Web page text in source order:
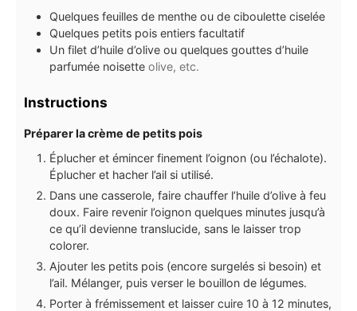
Quelques feuilles de menthe ou de ciboulette ciselée
Quelques petits pois entiers facultatif
Un filet d’huile d’olive ou quelques gouttes d’huile
parfumée noisette olive, etc.
Instructions
Préparer la crème de petits pois
Éplucher et émincer finement l’oignon (ou l’échalote).
Éplucher et hacher l’ail si utilisé.
Dans une casserole, faire chauffer l’huile d’olive à feu
doux. Faire revenir l’oignon quelques minutes jusqu’à
ce qu’il devienne translucide, sans le laisser trop
colorer.
Ajouter les petits pois (encore surgelés si besoin) et
l’ail. Mélanger, puis verser le bouillon de légumes.
Porter à frémissement et laisser cuire 10 à 12 minutes,